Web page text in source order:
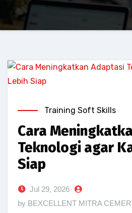
Training Soft Skills
Cara
Teknologi agar
Siap
Jul 29, 2026
by BEXCELLENT MITRA